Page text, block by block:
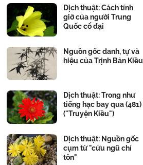
Dịch thuật: Cách tính
giờ của người Trung
Quốc cổ đại
Nguồn gốc danh, tự và
hiệu của Trịnh Bản Kiều
Dịch thuật: Trong như
tiếng hạc bay qua (481)
("Truyện Kiều")
Dịch thuật: Nguồn gốc
cụm từ "cửu ngũ chí
tôn"